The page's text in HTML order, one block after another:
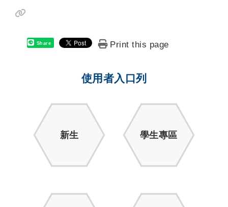
Share Print this page
使用者入口列
新生 學生專區